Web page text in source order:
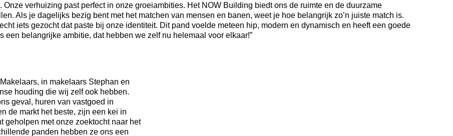
verhuizing past perfect in onze groeiambities. Het NOW Building biedt ons de ruimte en de duurzame
Als je dagelijks bezig bent met het matchen van mensen en banen, weet je hoe belangrijk zo’n juiste match is.
iets gezocht dat paste bij onze identiteit. Dit pand voelde meteen hip, modern en dynamisch en heeft een goede
een belangrijke ambitie, dat hebben we zelf nu helemaal voor elkaar!”
in makelaars Stephan en
houding die wij zelf ook hebben.
geval, huren van vastgoed in
de markt het beste, zijn een kei in
geholpen met onze zoektocht naar het
panden hebben ze ons een